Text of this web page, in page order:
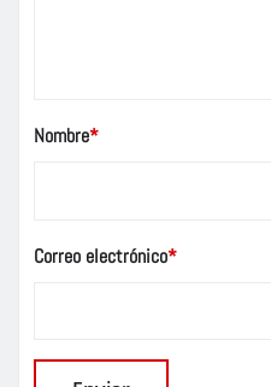
Nombre*
Correo electrónico*